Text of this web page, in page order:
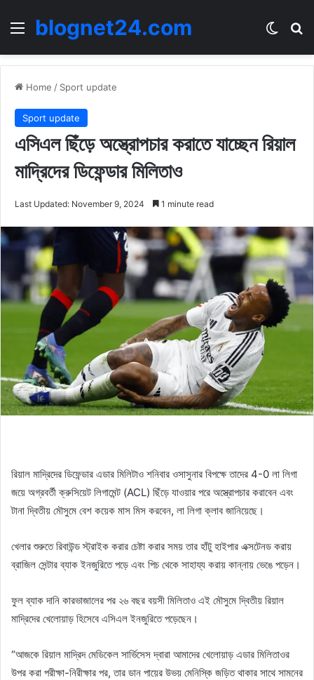
Menublognet24.com
Home / Sport update
Sport update
এসিএল ছিঁড়ে অস্ত্রোপচার করাতে যাচ্ছেন রিয়াল
মাদ্রিদের ডিফেন্ডার মিলিতাও
Last Updated: November 9, 2024 1 minute read
রিয়াল মাদ্রিদের ডিফেন্ডার এডার মিলিটাও শনিবার ওসাসুনার বিপক্ষে তাদের 4-0 লা লিগা
জয়ে অগ্রবর্তী ক্রুসিয়েট লিগামেন্ট (ACL) ছিঁড়ে যাওয়ার পরে অস্ত্রোপচার করাবেন এবং
টানা দ্বিতীয় মৌসুমে বেশ কয়েক মাস মিস করবেন, লা লিগা ক্লাব জানিয়েছে।
খেলার শুরুতে রিবাউন্ড স্ট্রাইক করার চেষ্টা করার সময় তার হাঁটু হাইপার এক্সটেনড করায়
ব্রাজিল সেন্টার ব্যাক ইনজুরিতে পড়ে এবং পিচ থেকে সাহায্য করায় কান্নায় ভেঙে পড়েন।
ফুল ব্যাক দানি কারভাজালের পর ২৬ বছর বয়সী মিলিতাও এই মৌসুমে দ্বিতীয় রিয়াল
মাদ্রিদের খেলোয়াড় হিসেবে এসিএল ইনজুরিতে পড়েছেন।
“আজকে রিয়াল মাদ্রিদ মেডিকেল সার্ভিসেস দ্বারা আমাদের খেলোয়াড় এডার মিলিতাওর
উপর করা পরীক্ষা-নিরীক্ষার পর, তার ডান পায়ের উভয় মেনিস্কি জড়িত থাকার সাথে সামনের